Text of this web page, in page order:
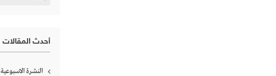
أحدث المقالات
النشرة الاسبوعية